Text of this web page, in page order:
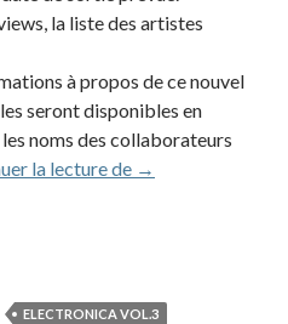
la liste des artistes
à propos de ce nouvel
seront disponibles en
noms des collaborateurs
la lecture de Jean-Michel
→
ELECTRONICA VOL.3